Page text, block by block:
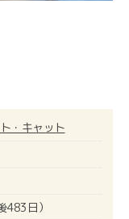
・キャット
日）